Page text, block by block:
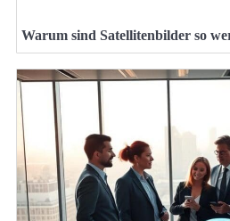
Warum sind Satellitenbilder so